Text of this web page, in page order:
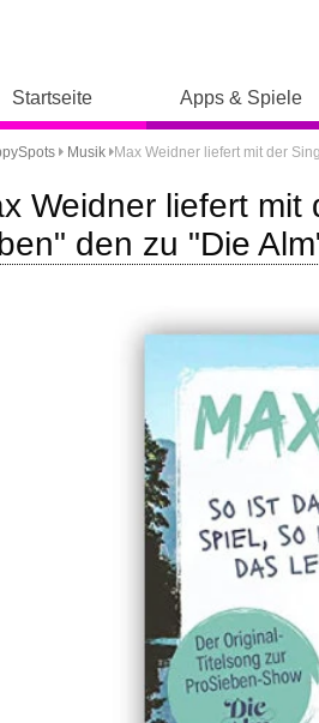
Startseite Apps & Spiele
Musik Max Weidner liefert mit der
Weidner liefert
den zu "Die